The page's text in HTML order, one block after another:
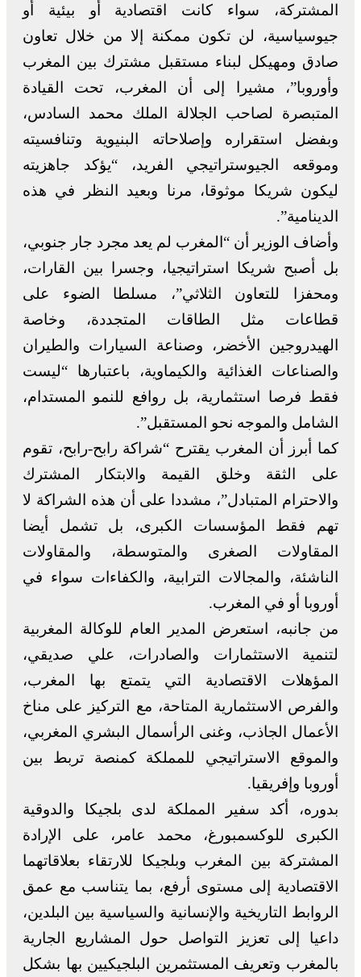
المشتركة، سواء كانت اقتصادية أو بيئية أو
جيوسياسية، لن تكون ممكنة إلا من خلال تعاون
صادق ومهيكل لبناء مستقبل مشترك بين المغرب
وأوروبا”، مشيرا إلى أن المغرب، تحت القيادة
المتبصرة لصاحب الجلالة الملك محمد السادس،
وبفضل استقراره وإصلاحاته البنيوية وتنافسيته
وموقعه الجيوستراتيجي الفريد، “يؤكد جاهزيته
ليكون شريكا موثوقا، مرنا وبعيد النظر في هذه
الدينامية”.
وأضاف الوزير أن “المغرب لم يعد مجرد جار جنوبي،
بل أصبح شريكا استراتيجيا، وجسرا بين القارات،
ومحفزا للتعاون الثلاثي”، مسلطا الضوء على
قطاعات مثل الطاقات المتجددة، وخاصة
الهيدروجين الأخضر، وصناعة السيارات والطيران
والصناعات الغذائية والكيماوية، باعتبارها “ليست
فقط فرصا استثمارية، بل روافع للنمو المستدام،
الشامل والموجه نحو المستقبل”.
كما أبرز أن المغرب يقترح “شراكة رابح-رابح، تقوم
على الثقة وخلق القيمة والابتكار المشترك
والاحترام المتبادل”، مشددا على أن هذه الشراكة لا
تهم فقط المؤسسات الكبرى، بل تشمل أيضا
المقاولات الصغرى والمتوسطة، والمقاولات
الناشئة، والمجالات الترابية، والكفاءات سواء في
أوروبا أو في المغرب.
من جانبه، استعرض المدير العام للوكالة المغربية
لتنمية الاستثمارات والصادرات، علي صديقي،
المؤهلات الاقتصادية التي يتمتع بها المغرب،
والفرص الاستثمارية المتاحة، مع التركيز على مناخ
الأعمال الجاذب، وغنى الرأسمال البشري المغربي،
والموقع الاستراتيجي للمملكة كمنصة تربط بين
أوروبا وإفريقيا.
بدوره، أكد سفير المملكة لدى بلجيكا والدوقية
الكبرى للوكسمبورغ، محمد عامر، على الإرادة
المشتركة بين المغرب وبلجيكا للارتقاء بعلاقاتهما
الاقتصادية إلى مستوى أرفع، بما يتناسب مع عمق
الروابط التاريخية والإنسانية والسياسية بين البلدين،
داعيا إلى تعزيز التواصل حول المشاريع الجارية
بالمغرب وتعريف المستثمرين البلجيكيين بها بشكل